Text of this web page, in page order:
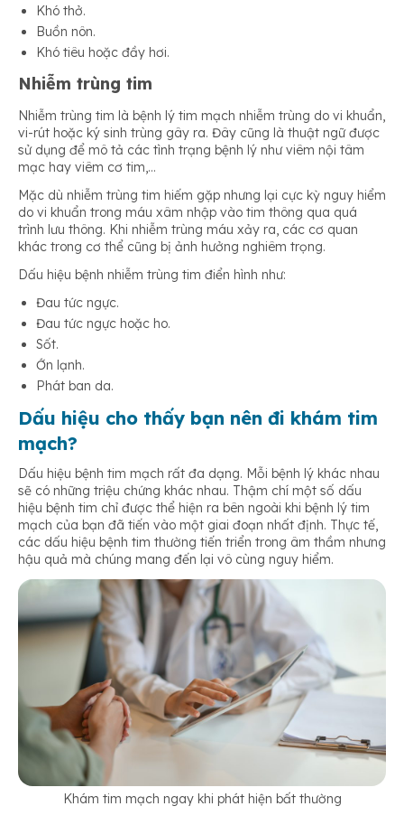
Khó thở.
Buồn nôn.
Khó tiêu hoặc đầy hơi.
Nhiễm trùng tim
Nhiễm trùng tim là bệnh lý tim mạch nhiễm trùng do vi khuẩn,
vi-rút hoặc ký sinh trùng gây ra. Đây cũng là thuật ngữ được
sử dụng để mô tả các tình trạng bệnh lý như viêm nội tâm
mạc hay viêm cơ tim,…
Mặc dù nhiễm trùng tim hiếm gặp nhưng lại cực kỳ nguy hiểm
do vi khuẩn trong máu xâm nhập vào tim thông qua quá
trình lưu thông. Khi nhiễm trùng máu xảy ra, các cơ quan
khác trong cơ thể cũng bị ảnh hưởng nghiêm trọng.
Dấu hiệu bệnh nhiễm trùng tim điển hình như:
Đau tức ngực.
Đau tức ngực hoặc ho.
Sốt.
Ớn lạnh.
Phát ban da.
Dấu hiệu cho thấy bạn nên đi khám tim
mạch?
Dấu hiệu bệnh tim mạch rất đa dạng. Mỗi bệnh lý khác nhau
sẽ có những triệu chứng khác nhau. Thậm chí một số dấu
hiệu bệnh tim chỉ được thể hiện ra bên ngoài khi bệnh lý tim
mạch của bạn đã tiến vào một giai đoạn nhất định. Thực tế,
các dấu hiệu bệnh tim thường tiến triển trong âm thầm nhưng
hậu quả mà chúng mang đến lại vô cùng nguy hiểm.
Khám tim mạch ngay khi phát hiện bất thường